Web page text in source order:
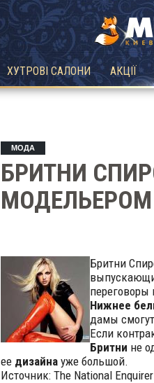
ХУТРОВІ САЛОНИ АКЦІЇ
МОДА
БРИТНИ
МОДЕЛЬЕРОМ
Бритни
переговоры
Нижнее
дамы
Если
Бритни не
ее дизайнауже большой.
Источник: The National Enquirer